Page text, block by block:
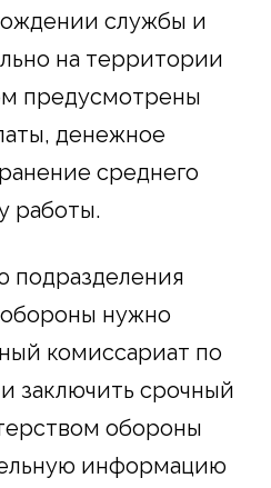
службы и
на территории
предусмотрены
денежное
среднего
работы.
подразделения
нужно
комиссариат по
заключить срочный
обороны
информацию